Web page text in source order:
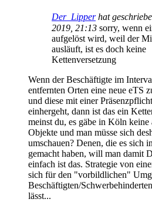
Der_Lipperhat
2019, 21:13 sorry, wenn
aufgelöst wird, weil der
ausläuft, ist es doch keine
Kettenversetzung
Wenn der Beschäftigte im
entfernten Orten eine neue eTS
und diese mit einer
einhergeht, dann ist das ein
meinst du, es gäbe in Köln keine
Objekte und man müsse sich
umschauen? Denen, die es sich
gemacht haben, will man damit
einfach ist das. Strategie von
sich für den "vorbildlichen"
Beschäftigten/
lässt...